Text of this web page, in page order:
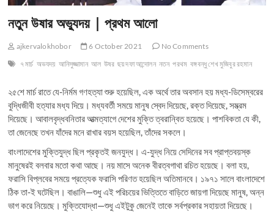
নতুন উষার অভ্যুদয় | প্রথম আলো
ajkervalokhobor 6 October 2021
No Comments
৭ মার্চ অভযদয় আনিসুজ্জামান আল উষর ছয় দফা আন্দোলন নতন পরথম বঙ্গবন্ধু শেখ মুজিবুর রহমান
২৫শে মার্চ রাতে যে-নির্মম গণহত্যা শুরু হয়েছিল, এক অর্থে তার অবসান হয় মধ্য-ডিসেম্বরের
বুদ্ধিজীবী হত্যার মধ্য দিয়ে। মধ্যবর্তী সময়ে মানুষ স্বেদ দিয়েছে, রক্ত দিয়েছে, সম্ভ্রম
দিয়েছে। আবালবৃদ্ধবনিতার আত্মত্যাগে দেশের মুক্তি ত্বরান্বিত হয়েছে। পাশবিকতা যে কী,
তা জেনেছে তখন যাঁদের মনে রাখার বয়স হয়েছিল, তাঁদের সকলে।
বাংলাদেশের মুক্তিযুদ্ধ ছিল প্রকৃতই জনযুদ্ধ। এ-যুদ্ধ নিয়ে সেদিনের সব প্রাপ্তবয়স্ক
মানুষেরই বলবার মতো কথা আছে। নয় মাসে অনেক বীরত্বগাথা রচিত হয়েছে। বলা হয়,
ফরাসি বিপ্লবের সময়ে প্রত্যেক ফরাসি পরিণত হয়েছিল অতিমানবে। ১৯৭১ সালে বাংলাদেশে
ঠিক তা-ই ঘটেছিল। বাঙালি—শুধু এই পরিচয়ের ভিত্তিতে বাড়িতে জায়গা দিয়েছে মানুষ, অন্ন
ভাগ করে নিয়েছে। মুক্তিযোদ্ধা—শুধু এইটুকু জেনেই তাকে সর্বপ্রকার সহায়তা দিয়েছে।